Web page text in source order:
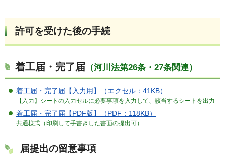
許可を受けた後の手続
着工届・完了届 （河川法第26条・27条関連）
着工届・完了届【入力用】（エクセル：41KB）
【入力】シートの入力セルに必要事項を入力して、該当するシートを出力
着工届・完了届【PDF版】（PDF：118KB）
共通様式（印刷して手書きした書面の提出可）
届提出の留意事項